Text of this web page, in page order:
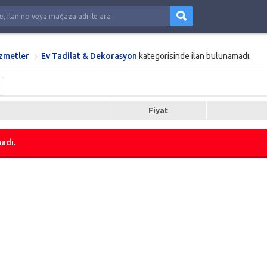
Ev Tadilat & Dekorasyon kategorisinde ilan bulunamadı.
Fiyat